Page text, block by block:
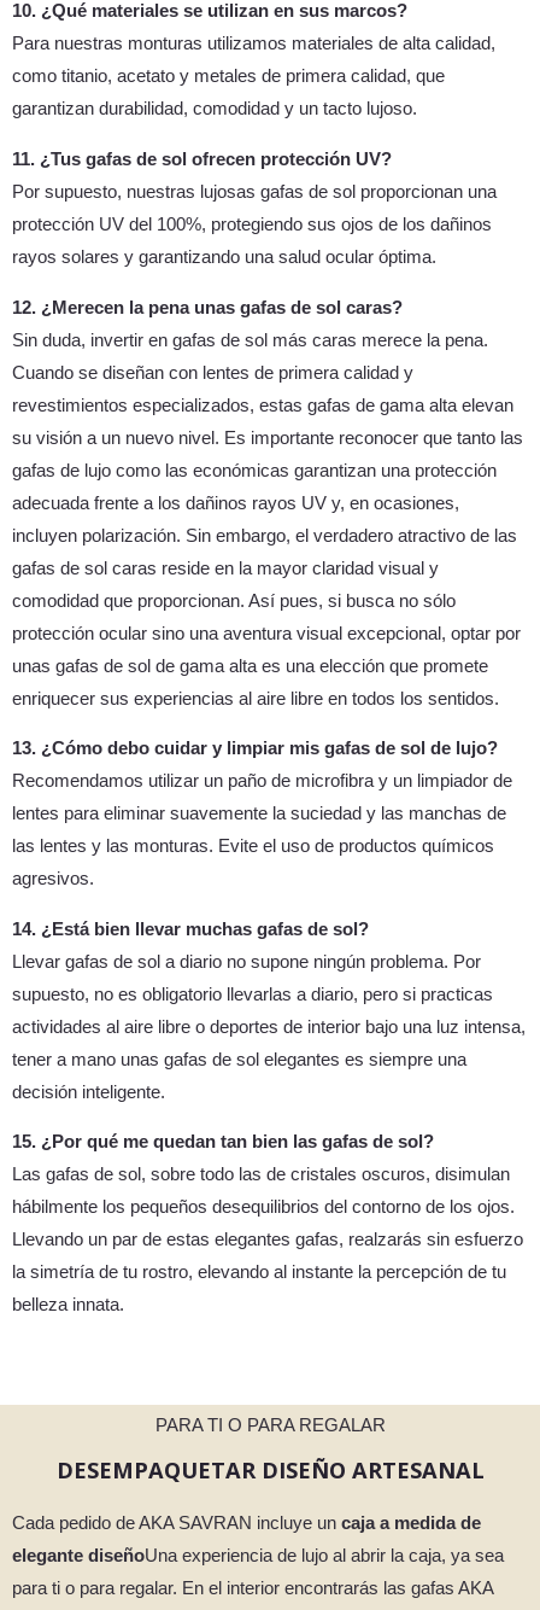
10. ¿Qué materiales se utilizan en sus marcos?
Para nuestras monturas utilizamos materiales de alta calidad,
como titanio, acetato y metales de primera calidad, que
garantizan durabilidad, comodidad y un tacto lujoso.
11. ¿Tus gafas de sol ofrecen protección UV?
Por supuesto, nuestras lujosas gafas de sol proporcionan una
protección UV del 100%, protegiendo sus ojos de los dañinos
rayos solares y garantizando una salud ocular óptima.
12. ¿Merecen la pena unas gafas de sol caras?
Sin duda, invertir en gafas de sol más caras merece la pena.
Cuando se diseñan con lentes de primera calidad y
revestimientos especializados, estas gafas de gama alta elevan
su visión a un nuevo nivel. Es importante reconocer que tanto las
gafas de lujo como las económicas garantizan una protección
adecuada frente a los dañinos rayos UV y, en ocasiones,
incluyen polarización. Sin embargo, el verdadero atractivo de las
gafas de sol caras reside en la mayor claridad visual y
comodidad que proporcionan. Así pues, si busca no sólo
protección ocular sino una aventura visual excepcional, optar por
unas gafas de sol de gama alta es una elección que promete
enriquecer sus experiencias al aire libre en todos los sentidos.
13. ¿Cómo debo cuidar y limpiar mis gafas de sol de lujo?
Recomendamos utilizar un paño de microfibra y un limpiador de
lentes para eliminar suavemente la suciedad y las manchas de
las lentes y las monturas. Evite el uso de productos químicos
agresivos.
14. ¿Está bien llevar muchas gafas de sol?
Llevar gafas de sol a diario no supone ningún problema. Por
supuesto, no es obligatorio llevarlas a diario, pero si practicas
actividades al aire libre o deportes de interior bajo una luz intensa,
tener a mano unas gafas de sol elegantes es siempre una
decisión inteligente.
15. ¿Por qué me quedan tan bien las gafas de sol?
Las gafas de sol, sobre todo las de cristales oscuros, disimulan
hábilmente los pequeños desequilibrios del contorno de los ojos.
Llevando un par de estas elegantes gafas, realzarás sin esfuerzo
la simetría de tu rostro, elevando al instante la percepción de tu
belleza innata.
PARA TI O PARA REGALAR
DESEMPAQUETAR DISEÑO ARTESANAL
Cada pedido de AKA SAVRAN incluye un caja a medida de
elegante diseñoUna experiencia de lujo al abrir la caja, ya sea
para ti o para regalar. En el interior encontrarás las gafas AKA